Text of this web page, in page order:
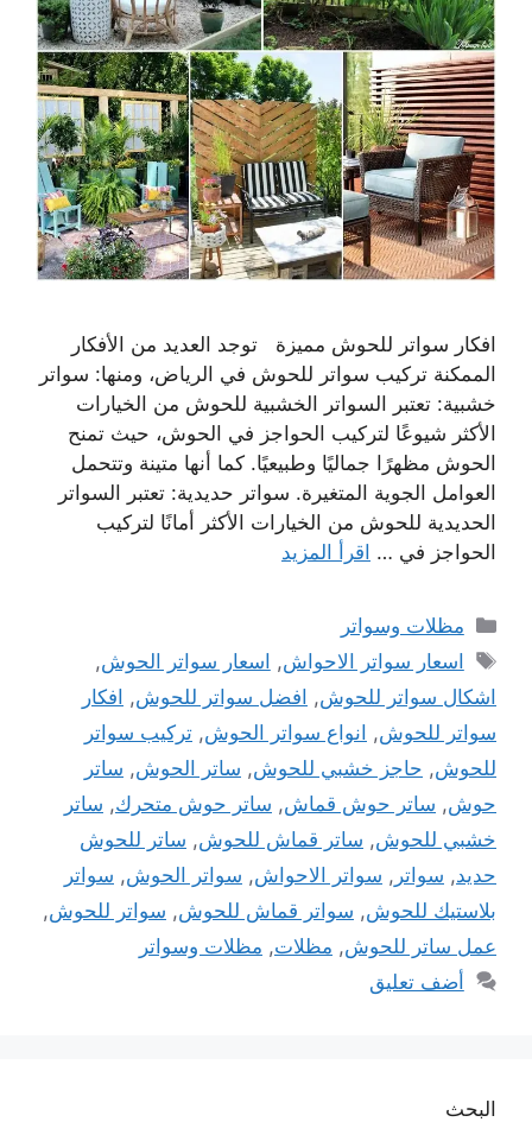
افكار سواتر للحوش مميزة توجد العديد من الأفكار
الممكنة تركيب سواتر للحوش في الرياض، ومنها: سواتر
خشبية: تعتبر السواتر الخشبية للحوش من الخيارات
الأكثر شيوعًا لتركيب الحواجز في الحوش، حيث تمنح
الحوش مظهرًا جماليًا وطبيعيًا. كما أنها متينة وتتحمل
العوامل الجوية المتغيرة. سواتر حديدية: تعتبر السواتر
الحديدية للحوش من الخيارات الأكثر أمانًا لتركيب
الحواجز في … اقرأ المزيد
التصنيفات
مظلات وسواتر
الوسوم
اسعار سواتر الاحواش, اسعار سواتر الحوش,
اشكال سواتر للحوش, افضل سواتر للحوش, افكار
سواتر للحوش, انواع سواتر الحوش, تركيب سواتر
للحوش, حاجز خشبي للحوش, ساتر الحوش, ساتر
حوش, ساتر حوش قماش, ساتر حوش متحرك, ساتر
خشبي للحوش, ساتر قماش للحوش, ساتر للحوش
حديد, سواتر , سواتر الاحواش, سواتر الحوش, سواتر
بلاستيك للحوش, سواتر قماش للحوش, سواتر للحوش,
عمل ساتر للحوش, مظلات, مظلات وسواتر
أضف تعليق
البحث